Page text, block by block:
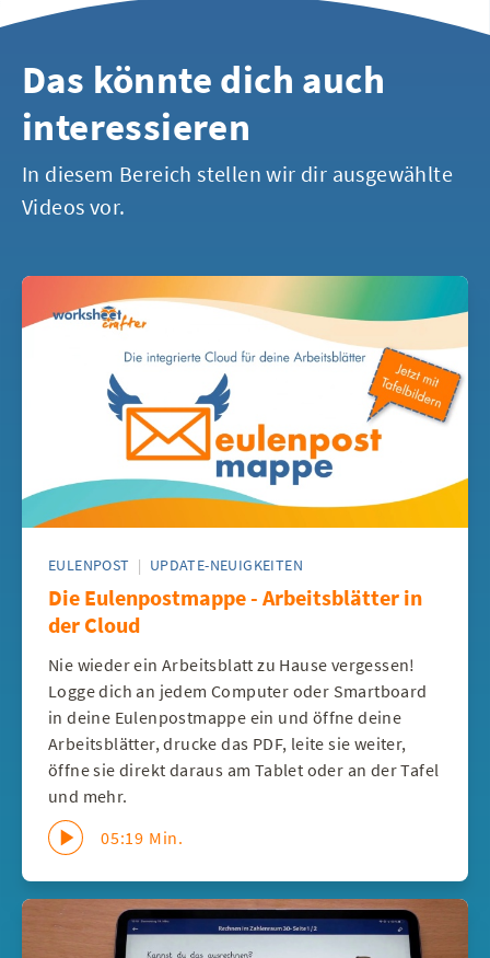
Das könnte dich auch
interessieren
In diesem Bereich stellen wir dir ausgewählte
Videos vor.
EULENPOST | UPDATE-NEUIGKEITEN
Die Eulenpostmappe - Arbeitsblätter in
der Cloud
Nie wieder ein Arbeitsblatt zu Hause vergessen!
Logge dich an jedem Computer oder Smartboard
in deine Eulenpostmappe ein und öffne deine
Arbeitsblätter, drucke das PDF, leite sie weiter,
öffne sie direkt daraus am Tablet oder an der Tafel
und mehr.
05:19 Min.